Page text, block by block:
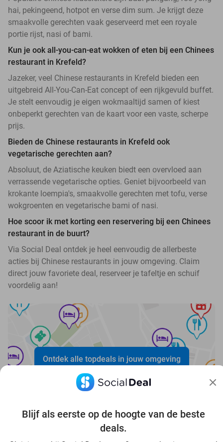
Blijf als eerste op de hoogte van de beste
deals.
hai, pekingeend, hotpot en verse dim sum. Je krijgt deze
smaakvolle gerechten vaak geserveerd met een royale
portie rijst, nasi of bami.
Kun je ook all-you-can-eat wokken of eten bij een Chinees
restaurant in Krefeld?
Jazeker, veel Chinese restaurants in Krefeld bieden een
uitgebreid All-You-Can-Eat concept of een rijkgevuld buffet.
Je stelt eenvoudig je eigen wokmaaltijd samen of kiest
onbeperkt gerechten van de kaart voor een vaste, scherpe
prijs.
Bieden de Chinese restaurants in Krefeld ook
vegetarische gerechten aan?
Absoluut, de Aziatische keuken biedt een overvloed aan
verrassende vegetarische opties. Geniet bijvoorbeeld van
krokante loempia's, smaakvolle gerechten met tofu, verse
wokgroenten en vegetarische bami of nasi.
Hoe scoor ik met korting een reservering bij een Chinees
restaurant in de buurt?
Via Social Deal ontdek je heel eenvoudig de allerbeste
acties bij Chinese restaurants in jouw omgeving. Claim
direct jouw favoriete deal, reserveer je tafeltje en schuif
voordelig aan!
Ontdek alle topdeals in jouw omgeving